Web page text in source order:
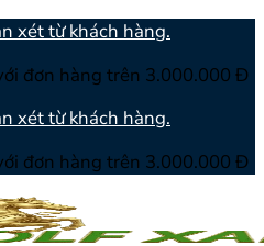
xét từ khách hàng.
đơn hàng trên 3.000.000 Đ
xét từ khách hàng.
đơn hàng trên 3.000.000 Đ